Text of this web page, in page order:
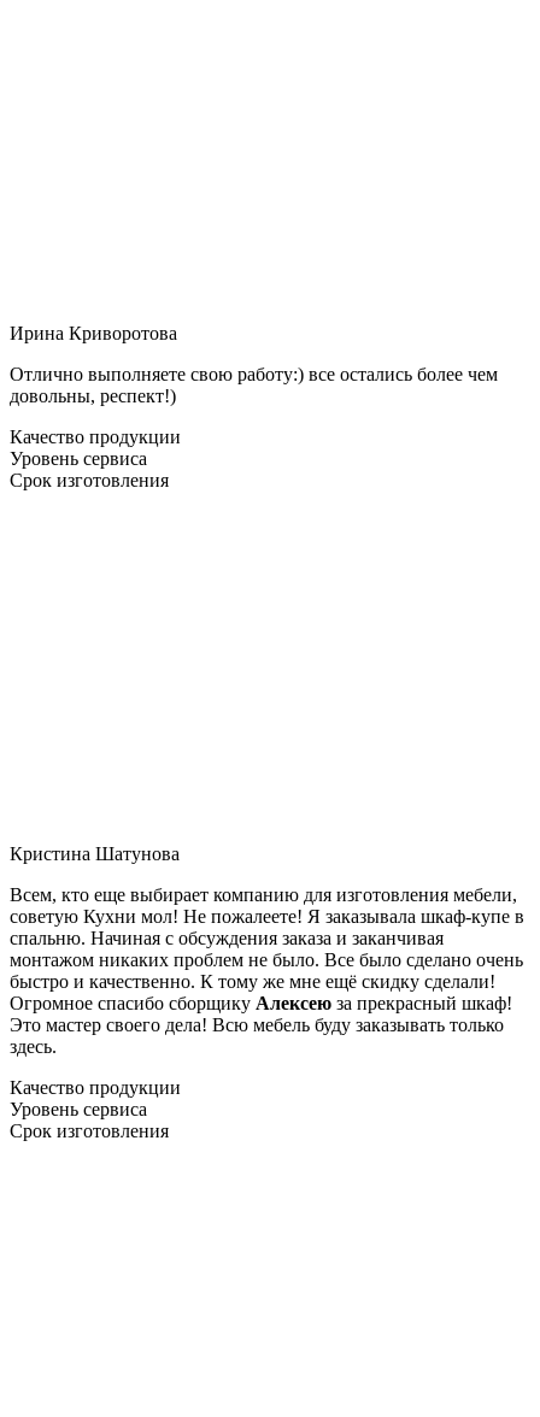
Ирина Криворотова
Отлично выполняете свою работу:) все остались более чем
довольны, респект!)
Качество продукции
Уровень сервиса
Срок изготовления
Кристина Шатунова
Всем, кто еще выбирает компанию для изготовления мебели,
советую Кухни мол! Не пожалеете! Я заказывала шкаф-купе в
спальню. Начиная с обсуждения заказа и заканчивая
монтажом никаких проблем не было. Все было сделано очень
быстро и качественно. К тому же мне ещё скидку сделали!
Огромное спасибо сборщику Алексею за прекрасный шкаф!
Это мастер своего дела! Всю мебель буду заказывать только
здесь.
Качество продукции
Уровень сервиса
Срок изготовления